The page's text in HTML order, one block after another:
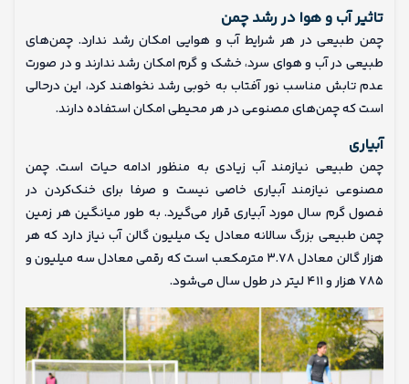
تاثیر آب و هوا در رشد چمن
چمن طبیعی در هر شرایط آب و هوایی امکان رشد ندارد. چمن‌های
طبیعی در آب‌ و هوای سرد، ‌خشک و گرم امکان رشد ندارند و در صورت
عدم تابش مناسب نور آفتاب به خوبی رشد نخواهند کرد، این درحالی
است که چمن‌های مصنوعی در هر محیطی امکان استفاده دارند.
آبیاری
چمن طبیعی نیازمند آب زیادی به منظور ادامه حیات است. چمن
مصنوعی نیازمند آبیاری خاصی نیست و صرفا برای خنک‌کردن در
فصول گرم سال مورد آبیاری قرار می‌گیرد. به طور میانگین هر زمین
چمن طبیعی بزرگ سالانه معادل یک میلیون گالن آب نیاز دارد که هر
هزار گالن معادل ۳.۷۸ مترمکعب است که رقمی معادل سه میلیون و
۷۸۵ هزار و ۴۱۱ لیتر در طول سال می‌شود.